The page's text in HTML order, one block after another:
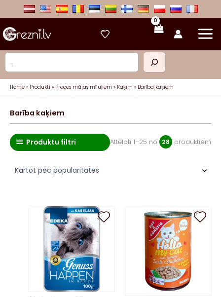
Meklēt
Home Produkti Preces mājas mīluļiem Kaķim Barība kaķiem
Barība kaķiem
Produktu filtri Attēloti 1–25 no 28 produktiem